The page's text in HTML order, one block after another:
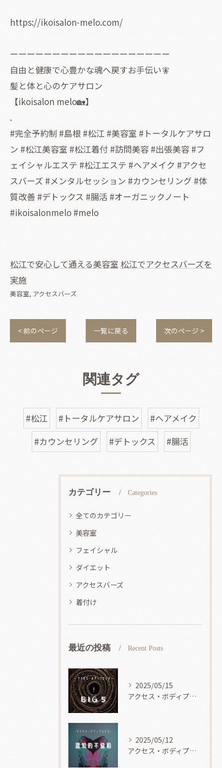
https://ikoisalon-melo.com/
ーーーーーーーーーーーーーーーーーーー
自由と健康で心豊かな魂へ戻すお手伝い🧚
髪と体と心のケアサロン
【ikoisalon melo🏡】
.
#完全予約制 #島根 #松江 #美容室 #トータルケアサロ
ン #松江美容室 #松江着付 #訪問美容 #出張美容 #フ
ェイシャルエステ #松江エステ #ヘアメイク #アクセ
スバーズ #メンタルセッション #カウンセリング #体
質改善 #デトックス #腸活 #オーガニックノート
#ikoisalonmelo #melo
松江で安心して通える美容室 松江でアクセスバーズを
実施
美容室 アクセスバーズ
< 前のページ 一覧に戻る 次のページ >
関連タグ
#松江 #トータルケアサロン
#ヘアメイク
#カウンセリング
#デトックス #腸活
カテゴリー Categories
全てのカテゴリー
美容室
フェイシャル
ダイエット
アクセスバーズ
着付け
最近の投稿 Recent Posts
2025/05/15
アクセス・ボディプロセス
2025/05/12
アクセス・ボディプロセス